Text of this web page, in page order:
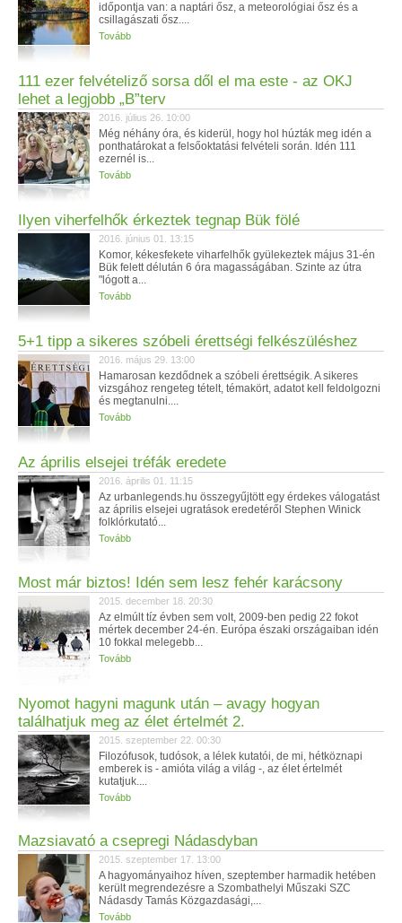
időpontja van: a naptári ősz, a meteorológiai ősz és a
csillagászati ősz....
Tovább
111 ezer felvételiző sorsa dől el ma este - az OKJ
lehet a legjobb „B”terv
2016. július 26. 10:00
Még néhány óra, és kiderül, hogy hol húzták meg idén a
ponthatárokat a felsőoktatási felvételi során. Idén 111
ezernél is...
Tovább
Ilyen viherfelhők érkeztek tegnap Bük fölé
2016. június 01. 13:15
Komor, kékesfekete viharfelhők gyülekeztek május 31-én
Bük felett délután 6 óra magasságában. Szinte az útra
"lógott a...
Tovább
5+1 tipp a sikeres szóbeli érettségi felkészüléshez
2016. május 29. 13:00
Hamarosan kezdődnek a szóbeli érettségik. A sikeres
vizsgához rengeteg tételt, témakört, adatot kell feldolgozni
és megtanulni....
Tovább
Az április elsejei tréfák eredete
2016. április 01. 11:15
Az urbanlegends.hu összegyűjtött egy érdekes válogatást
az április elsejei ugratások eredetéről Stephen Winick
folklórkutató...
Tovább
Most már biztos! Idén sem lesz fehér karácsony
2015. december 18. 20:30
Az elmúlt tíz évben sem volt, 2009-ben pedig 22 fokot
mértek december 24-én. Európa északi országaiban idén
10 fokkal melegebb...
Tovább
Nyomot hagyni magunk után – avagy hogyan
találhatjuk meg az élet értelmét 2.
2015. szeptember 22. 00:30
Filozófusok, tudósok, a lélek kutatói, de mi, hétköznapi
emberek is - amióta világ a világ -, az élet értelmét
kutatjuk....
Tovább
Mazsiavató a csepregi Nádasdyban
2015. szeptember 17. 13:00
A hagyományaihoz híven, szeptember harmadik hetében
került megrendezésre a Szombathelyi Műszaki SZC
Nádasdy Tamás Közgazdasági,...
Tovább